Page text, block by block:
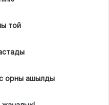
той
орны ашылды